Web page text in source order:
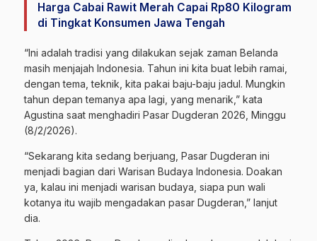
Harga Cabai Rawit Merah Capai Rp80 Kilogram
di Tingkat Konsumen Jawa Tengah
“Ini adalah tradisi yang dilakukan sejak zaman Belanda
masih menjajah Indonesia. Tahun ini kita buat lebih ramai,
dengan tema, teknik, kita pakai baju-baju jadul. Mungkin
tahun depan temanya apa lagi, yang menarik,” kata
Agustina saat menghadiri Pasar Dugderan 2026, Minggu
(8/2/2026).
“Sekarang kita sedang berjuang, Pasar Dugderan ini
menjadi bagian dari Warisan Budaya Indonesia. Doakan
ya, kalau ini menjadi warisan budaya, siapa pun wali
kotanya itu wajib mengadakan pasar Dugderan,” lanjut
dia.